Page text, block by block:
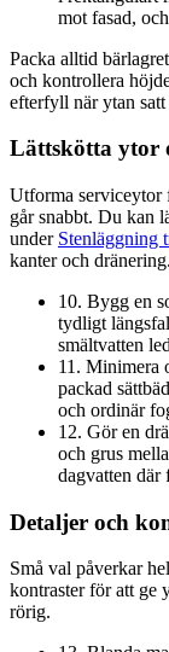
mot fasad,
Packa alltid
och kontrollera
efterfyll när ytan
Lättskötta ytor
Utforma serviceytor
går snabbt. Du kan
under Stenläggning
kanter och dränering.
10. Bygg en
tydligt
smältvatten
11. Minimera
packad
och ordinär
12. Gör en
och grus
dagvatten där
Detaljer och
Små val påverkar
kontraster för att ge
rörig.